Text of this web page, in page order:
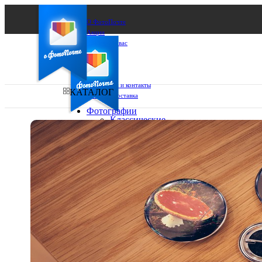
О ФотоПочте
Акции
Сделаем за вас
Бизнесу
FAQ
Франшиза
Поддержка и контакты
Оплата и доставка
Ваш город:
Ваш регион доставки
Выберите из списка:
КАТАЛОГ
Фотографии
Классические
фото
10х10
10х15
13х18
15х15
15х20
20х20
20х30
30х30
30х40
А4
Фото
в